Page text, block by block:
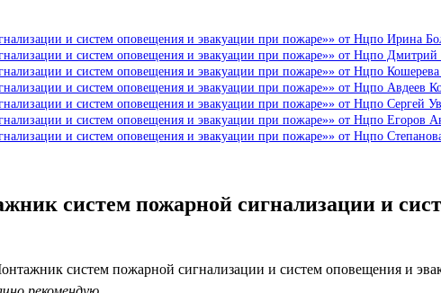
и систем оповещения и эвакуации при пожаре»» от Нцпо Ирина
и систем оповещения и эвакуации при пожаре»» от Нцпо Дмитрий
и систем оповещения и эвакуации при пожаре»» от Нцпо
и систем оповещения и эвакуации при пожаре»» от Нцпо Авдеев
и систем оповещения и эвакуации при пожаре»» от Нцпо Сергей
и систем оповещения и эвакуации при пожаре»» от Нцпо Егоров
и систем оповещения и эвакуации при пожаре»» от Нцпо
систем пожарной сигнализации и
систем пожарной сигнализации и систем оповещения и